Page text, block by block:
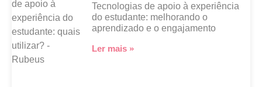
Tecnologias de apoio à experiência
do estudante: melhorando o
aprendizado e o engajamento
Ler mais »